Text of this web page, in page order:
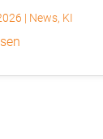
| News, KI